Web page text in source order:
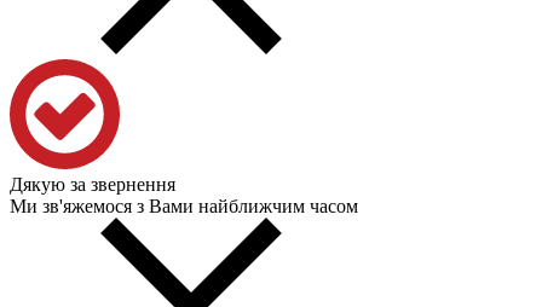
Дякую за звернення
Ми зв'яжемося з Вами найближчим часом